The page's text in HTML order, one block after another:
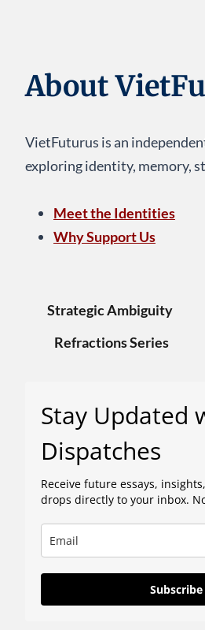
About
VietFuturus is an
exploring identity, memory,
Meet the Identities
Why Support Us
Strategic Ambiguity
Refractions Series
Stay Updated
Dispatches
Receive future essays,
drops directly to your inbox.
Subscribe